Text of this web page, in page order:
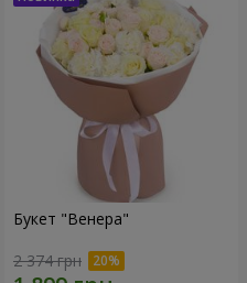
Букет "Венера"
2 374 грн